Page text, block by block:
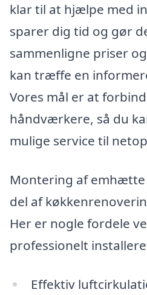
klar til at hjælpe med
sparer dig tid og gør
sammenligne priser
kan træffe en
Vores mål er at
håndværkere, så du
mulige service til
Montering af
del af
Her er nogle fordele
professionelt
Effektiv